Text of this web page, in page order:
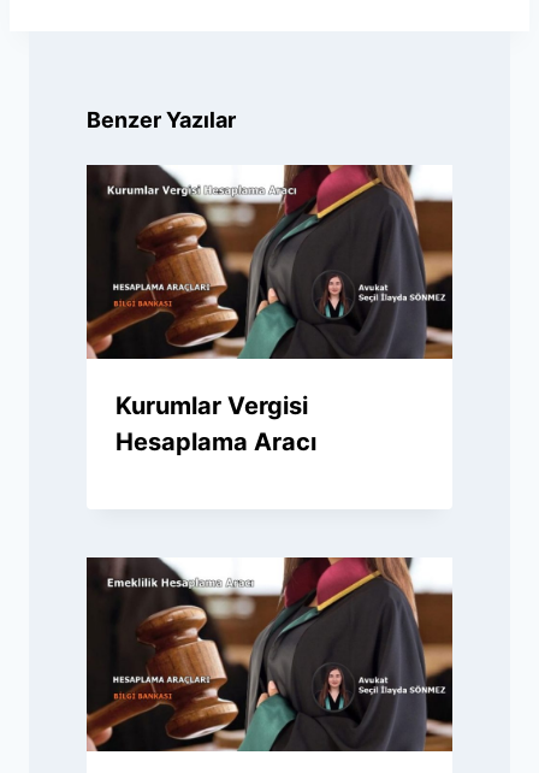
Benzer Yazılar
Kurumlar Vergisi
Hesaplama Aracı